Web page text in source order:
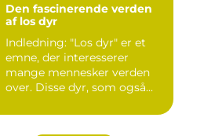
Den fascinerende verden
af los dyr
Indledning: "Los dyr" er et
emne, der interesserer
mange mennesker verden
over. Disse dyr, som også...